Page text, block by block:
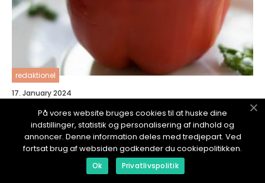
redaktionel
17. January 2024
Brunch Takeaway: Convenience and Delight
for the Adventurous Traveler
På vores website bruges cookies til at huske dine
indstillinger, statistik og personalisering af indhold og
annoncer. Denne information deles med tredjepart. Ved
fortsat brug af websiden godkender du cookiepolitikken.
Ok Privatlivspolitik